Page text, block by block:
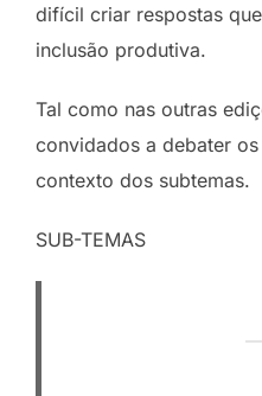
difícil criar respostas
inclusão produtiva.
Tal como nas outras
convidados a debater
contexto dos subtemas.
SUB-TEMAS